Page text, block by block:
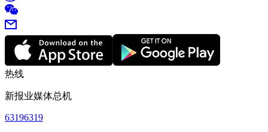
热线
新报业媒体总机
63196319